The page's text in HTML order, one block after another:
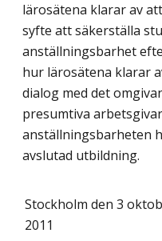
lärosätena klarar av
syfte att säkerställa
anställningsbarhet
hur lärosätena klarar
dialog med det
presumtiva
anställningsbarheten
avslutad utbildning.
Stockholm den 3
2011